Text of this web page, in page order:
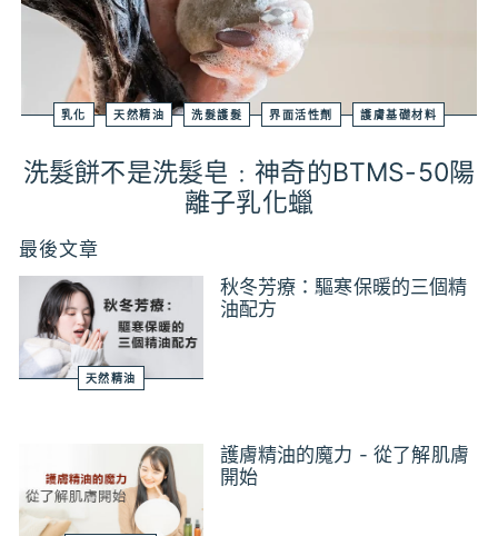
乳化 天然精油 洗髮護髮 界面活性劑 護膚基礎材料
洗髮餅不是洗髮皂﹕神奇的BTMS-50陽
離子乳化蠟
最後文章
天然精油
秋冬芳療：驅寒保暖的三個精
油配方
護膚精油的魔力 - 從了解肌膚
開始